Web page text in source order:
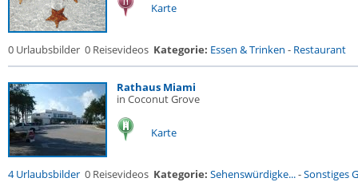
Karte
0 Urlaubsbilder 0 Reisevideos Kategorie: Essen & Trinken - Restaurant
Rathaus Miami
in Coconut Grove
Karte
4 Urlaubsbilder 0 Reisevideos Kategorie: Sehenswürdigke...-Sonstiges